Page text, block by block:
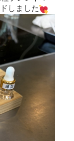
しました